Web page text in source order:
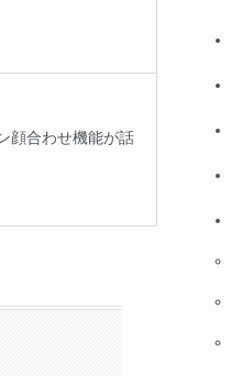
顔合わせ機能が話